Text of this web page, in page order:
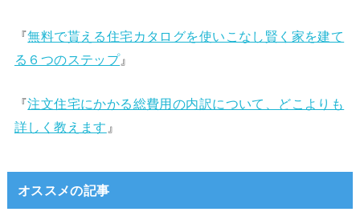
『無料で貰える住宅カタログを使いこなし賢く家を建て
る６つのステップ』
『注文住宅にかかる総費用の内訳について、どこよりも
詳しく教えます 』
オススメの記事